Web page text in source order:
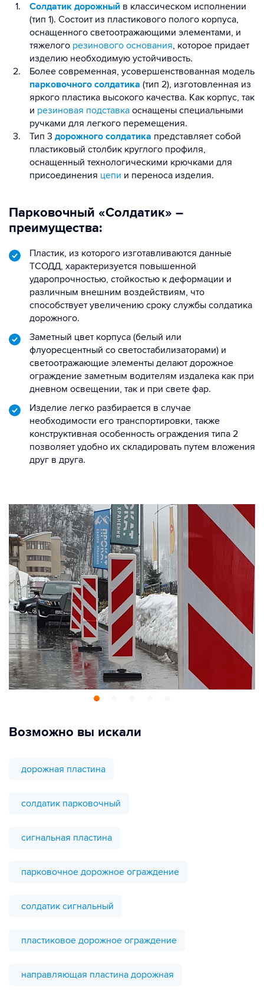
Солдатик дорожный в классическом исполнении
(тип 1). Состоит из пластикового полого корпуса,
оснащенного светоотражающими элементами, и
тяжелого резинового основания, которое придает
изделию необходимую устойчивость.
Более современная, усовершенствованная модель
парковочного солдатика (тип 2), изготовленная из
яркого пластика высокого качества. Как корпус, так
и резиновая подставка оснащены специальными
ручками для легкого перемещения.
Тип 3 дорожного солдатика представляет собой
пластиковый столбик круглого профиля,
оснащенный технологическими крючками для
присоединения цепи и переноса изделия.
Парковочный «Солдатик» –
преимущества:
Пластик, из которого изготавливаются данные
ТСОДД, характеризуется повышенной
ударопрочностью, стойкостью к деформации и
различным внешним воздействиям, что
способствует увеличению сроку службы солдатика
дорожного.
Заметный цвет корпуса (белый или
флуоресцентный со светостабилизаторами) и
светоотражающие элементы делают дорожное
ограждение заметным водителям издалека как при
дневном освещении, так и при свете фар.
Изделие легко разбирается в случае
необходимости его транспортировки, также
конструктивная особенность ограждения типа 2
позволяет удобно их складировать путем вложения
друг в друга.
Возможно вы искали
дорожная пластина
солдатик парковочный
сигнальная пластина
парковочное дорожное ограждение
солдатик сигнальный
пластиковое дорожное ограждение
направляющая пластина дорожная